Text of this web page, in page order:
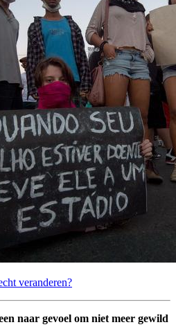
veranderen?
naar gevoel om niet meer gewild